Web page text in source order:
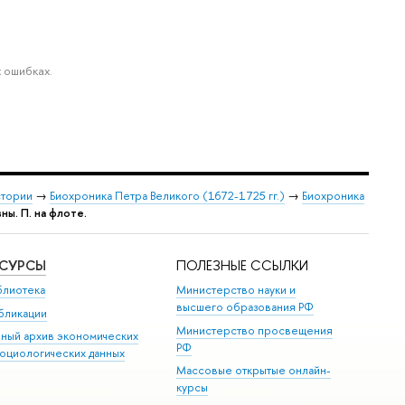
→ Биохроника Петра Великого (1672-1725 гг.) → Биохроника
П. на флоте.
архив экономических
данных
ПОЛЕЗНЫЕ ССЫЛКИ
Министерство науки и
высшего образования РФ
Министерство просвещения
РФ
Массовые открытые онлайн-
курсы